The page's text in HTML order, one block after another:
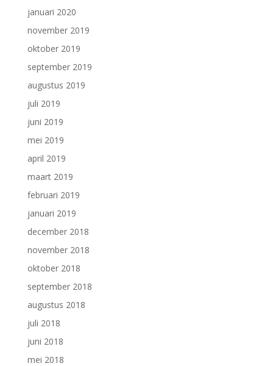
januari 2020
november 2019
oktober 2019
september 2019
augustus 2019
juli 2019
juni 2019
mei 2019
april 2019
maart 2019
februari 2019
januari 2019
december 2018
november 2018
oktober 2018
september 2018
augustus 2018
juli 2018
juni 2018
mei 2018